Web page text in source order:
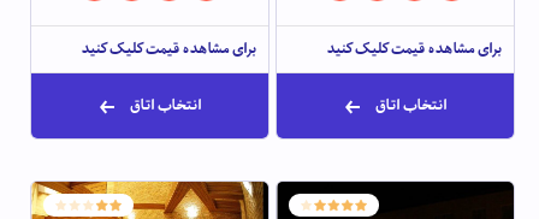
برای مشاهده قیمت کلیک کنید
انتخاب اتاق
برای مشاهده قیمت کلیک کنید
انتخاب اتاق